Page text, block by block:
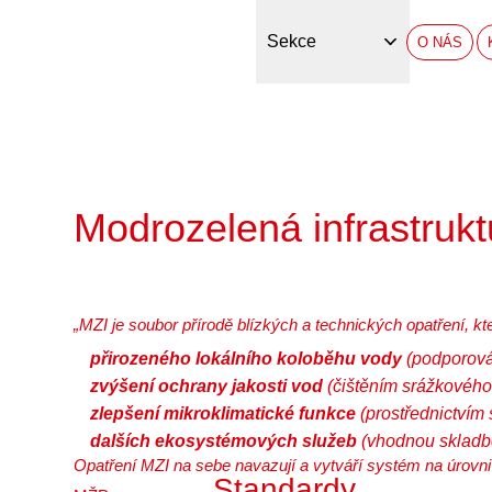
Sekce O NÁS
Modrozelená
„MZI je soubor přírodě blízkých a technických opatření,
přirozeného lokálního koloběhu vody
zvýšení ochrany jakosti vod (čištěním
zlepšení mikroklimatické funkce (prostřednictvím
dalších ekosystémových služeb (vhodnou
Opatření MZI na sebe navazují a vytváří systém na